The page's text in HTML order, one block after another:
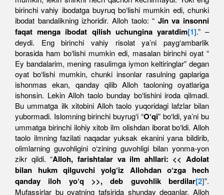
birinchi vahiy ibodatga buyruq bo‘lishi mumkin edi, chunki
ibodat bandalikning izhoridir. Alloh taolo: “ Jin va insonni
faqat menga ibodat qilish uchungina yaratdim[1].” –
deydi. Eng birinchi vahiy risolat ya’ni payg‘ambarlik
borasida ham bo‘lishi mumkin edi, masalan birinchi oyat “
Ey bandalarim, mening rasulimga iymon keltiringlar” degan
oyat bo‘lishi mumkin, chunki insonlar rasulning gaplariga
ishonmas ekan, qanday qilib Alloh taoloning oyatlariga
ishonsin. Lekin Alloh taolo bunday bo‘lishini iroda qilmadi.
Bu ummatga ilk xitobini Alloh taolo yuqoridagi lafzlar bilan
yubormadi. Islomning birinchi buyrug‘i “O‘qi” bo‘ldi, ya’ni bu
ummatga birinchi ilohiy xitob ilm olishdan iborat bo‘ldi. Alloh
taolo ilmning fazilati naqadar yuksak ekanini yana bildirib,
olimlarning guvohligini o‘zining guvohligi bilan yonma-yon
zikr qildi. “Alloh, farishtalar va ilm ahllari: << Adolat
bilan hukm qilguvchi yolg‘iz Allohdan o‘zga hech
qanday iloh yo‘q >>, deb guvohlik berdilar[2]”.
Mufassirlar bu oyatning tafsirida shunday deganlar. Alloh